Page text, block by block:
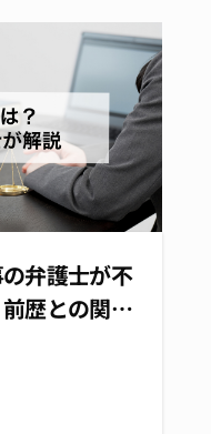
弁護士が不
前歴との関…